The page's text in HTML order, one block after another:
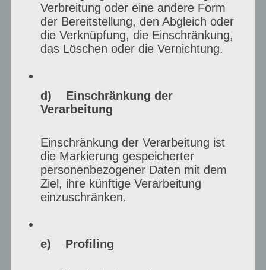
Verbreitung oder eine andere Form
der Bereitstellung, den Abgleich oder
die Verknüpfung, die Einschränkung,
das Löschen oder die Vernichtung.
d) Einschränkung der
Verarbeitung
Einschränkung der Verarbeitung ist
die Markierung gespeicherter
personenbezogener Daten mit dem
Ziel, ihre künftige Verarbeitung
einzuschränken.
e) Profiling